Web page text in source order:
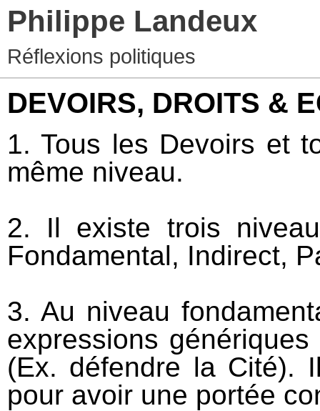
Philippe Landeux
Réflexions politiques
DEVOIRS, DROITS &
1. Tous les Devoirs et
même niveau.
2. Il existe trois
Fondamental, Indirect,
3. Au niveau
expressions
(Ex. défendre la Cité).
pour avoir une portée